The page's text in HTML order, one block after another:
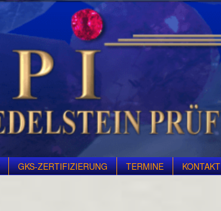
GKS-ZERTIFIZIERUNG TERMINE KONTAKT